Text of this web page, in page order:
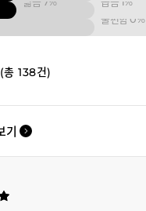
불편함 0%
(총 138건)
기